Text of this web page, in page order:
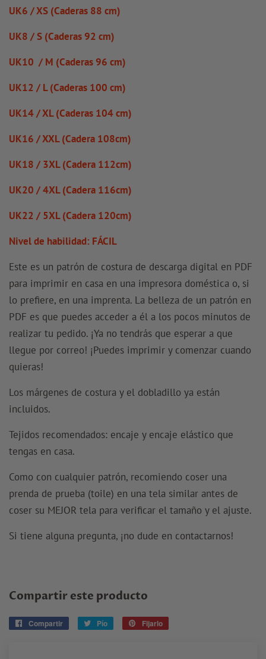
UK6 / XS (Caderas 88 cm)
UK8 / S (Caderas 92 cm)
UK10 / M (Caderas 96 cm)
UK12 / L (Caderas 100 cm)
UK14 / XL (Caderas 104 cm)
UK16 / XXL (Cadera 108cm)
UK18 / 3XL (Cadera 112cm)
UK20 / 4XL (Cadera 116cm)
UK22 / 5XL (Cadera 120cm)
Nivel de habilidad: FÁCIL
Este es un patrón de costura de descarga digital en PDF
para imprimir en casa en una impresora doméstica o, si
lo prefiere, en una imprenta. La belleza de un patrón en
PDF es que puedes acceder a él a los pocos minutos de
realizar tu pedido. ¡Ya no tendrás que esperar a que
llegue por correo! ¡Puedes imprimir y comenzar cuando
quieras!
Los márgenes de costura y el dobladillo ya están
incluidos.
Tejidos recomendados: encaje y encaje elástico que
tengas en casa.
Como con cualquier patrón, recomiendo coser una
prenda de prueba (toile) en una tela similar antes de
coser su MEJOR tela para verificar el tamaño y el ajuste.
Si tiene alguna pregunta, ¡no dude en contactarnos!
Compartir este producto
Compartir
CompartirPío
Tuitear
Fijarlo